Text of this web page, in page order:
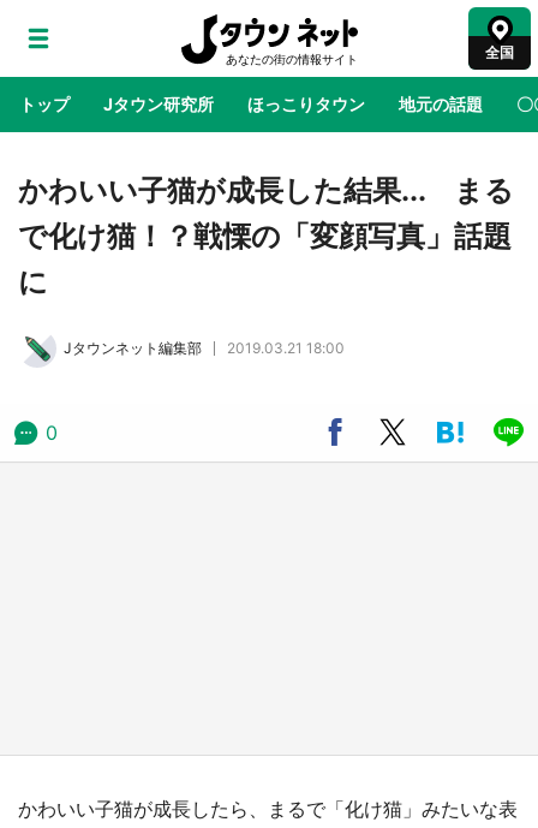
全国
トップ Jタウン研究所 ほっこりタウン 地元の話題 〇
地域×二次元 絶景 あの時はありがとう 物語がはじ
かわいい子猫が成長した結果... まる
で化け猫！？戦慄の「変顔写真」話題
に
Jタウンネット編集部 2019.03.21 18:00
0
かわいい子猫が成長したら、まるで「化け猫」みたいな表